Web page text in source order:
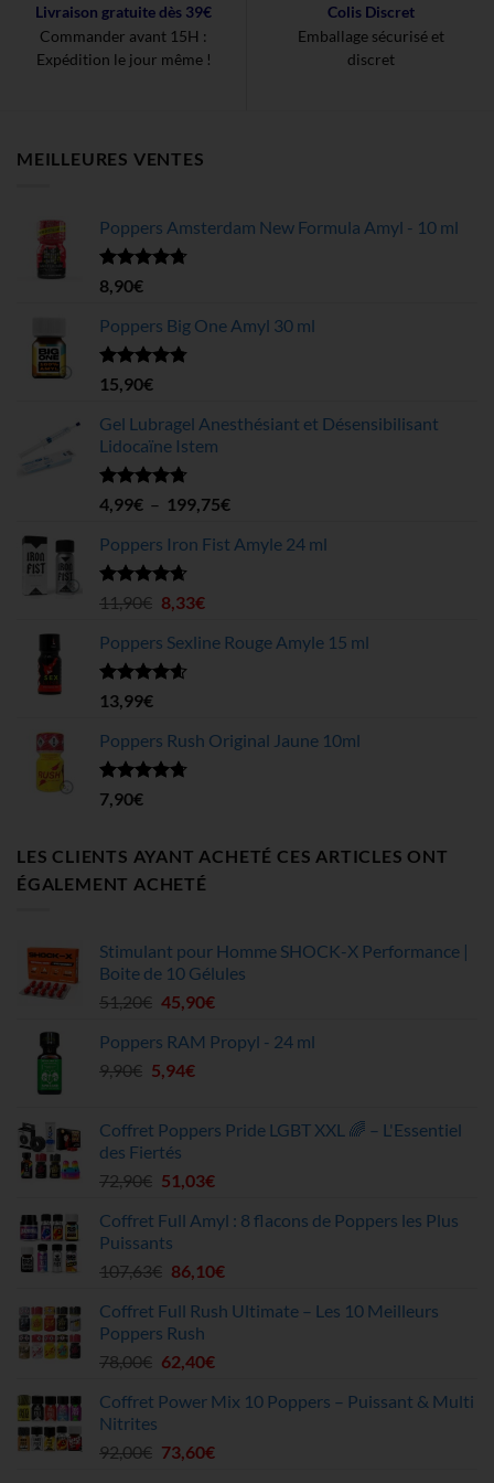
Livraison gratuite dès 39€
Commander avant 15H :
Expédition le jour même !
Colis Discret
Emballage sécurisé et
discret
MEILLEURES VENTES
Poppers Amsterdam New Formula Amyl - 10 ml
Note4.68
sur 5
8,90€
Poppers Big One Amyl 30 ml
Note4.78
sur 5
15,90€
Gel Lubragel Anesthésiant et Désensibilisant
Lidocaïne Istem
Note4.70
sur 5
4,99€ – 199,75€Plage
prix :
Poppers Iron Fist Amyle 24 ml
Note4.63
11,90€ Le
initial
était :
8,33€Le
actuel
Poppers Sexline Rouge Amyle 15 ml
Note4.58
sur 5
13,99€
Poppers Rush Original Jaune 10ml
Note4.67
sur 5
7,90€
LES CLIENTS AYANT ACHETÉ CES ARTICLES ONT
ÉGALEMENT ACHETÉ
Stimulant pour Homme SHOCK-X Performance |
Boite de 10 Gélules
51,20€ Le
initial
était :
45,90€Le
actuel
Poppers RAM Propyl - 24 ml
9,90€ Le
était :
9,90€.
5,94€Le
est :
Coffret Poppers Pride LGBT XXL 🌈 – L'Essentiel
des Fiertés
72,90€ Le
initial
était :
72,90€.
51,03€Le
actuel
51,03€.
Coffret Full Amyl : 8 flacons de Poppers les Plus
Puissants
107,63€ Le
initial
était :
107,63€.
86,10€Le
actuel
Coffret Full Rush Ultimate – Les 10 Meilleurs
Poppers Rush
78,00€ Le
initial
78,00€.
62,40€Le
actuel
62,40€.
Coffret Power Mix 10 Poppers – Puissant & Multi
Nitrites
92,00€ Le
73,60€Le